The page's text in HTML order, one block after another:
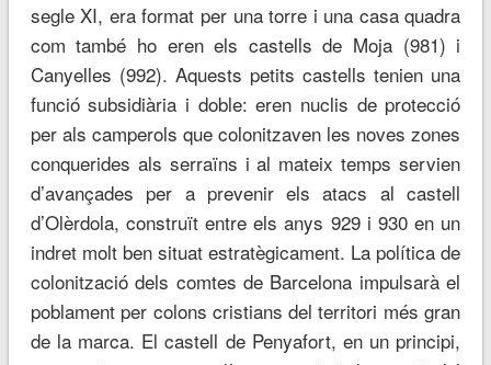
segle XI, era format per una torre i una casa quadra
com també ho eren els castells de Moja (981) i
Canyelles (992). Aquests petits castells tenien una
funció subsidiària i doble: eren nuclis de protecció
per als camperols que colonitzaven les noves zones
conquerides als serraïns i al mateix temps servien
d’avançades per a prevenir els atacs al castell
d’Olèrdola, construït entre els anys 929 i 930 en un
indret molt ben situat estratègicament. La política de
colonització dels comtes de Barcelona impulsarà el
poblament per colons cristians del territori més gran
de la marca. El castell de Penyafort, en un principi,